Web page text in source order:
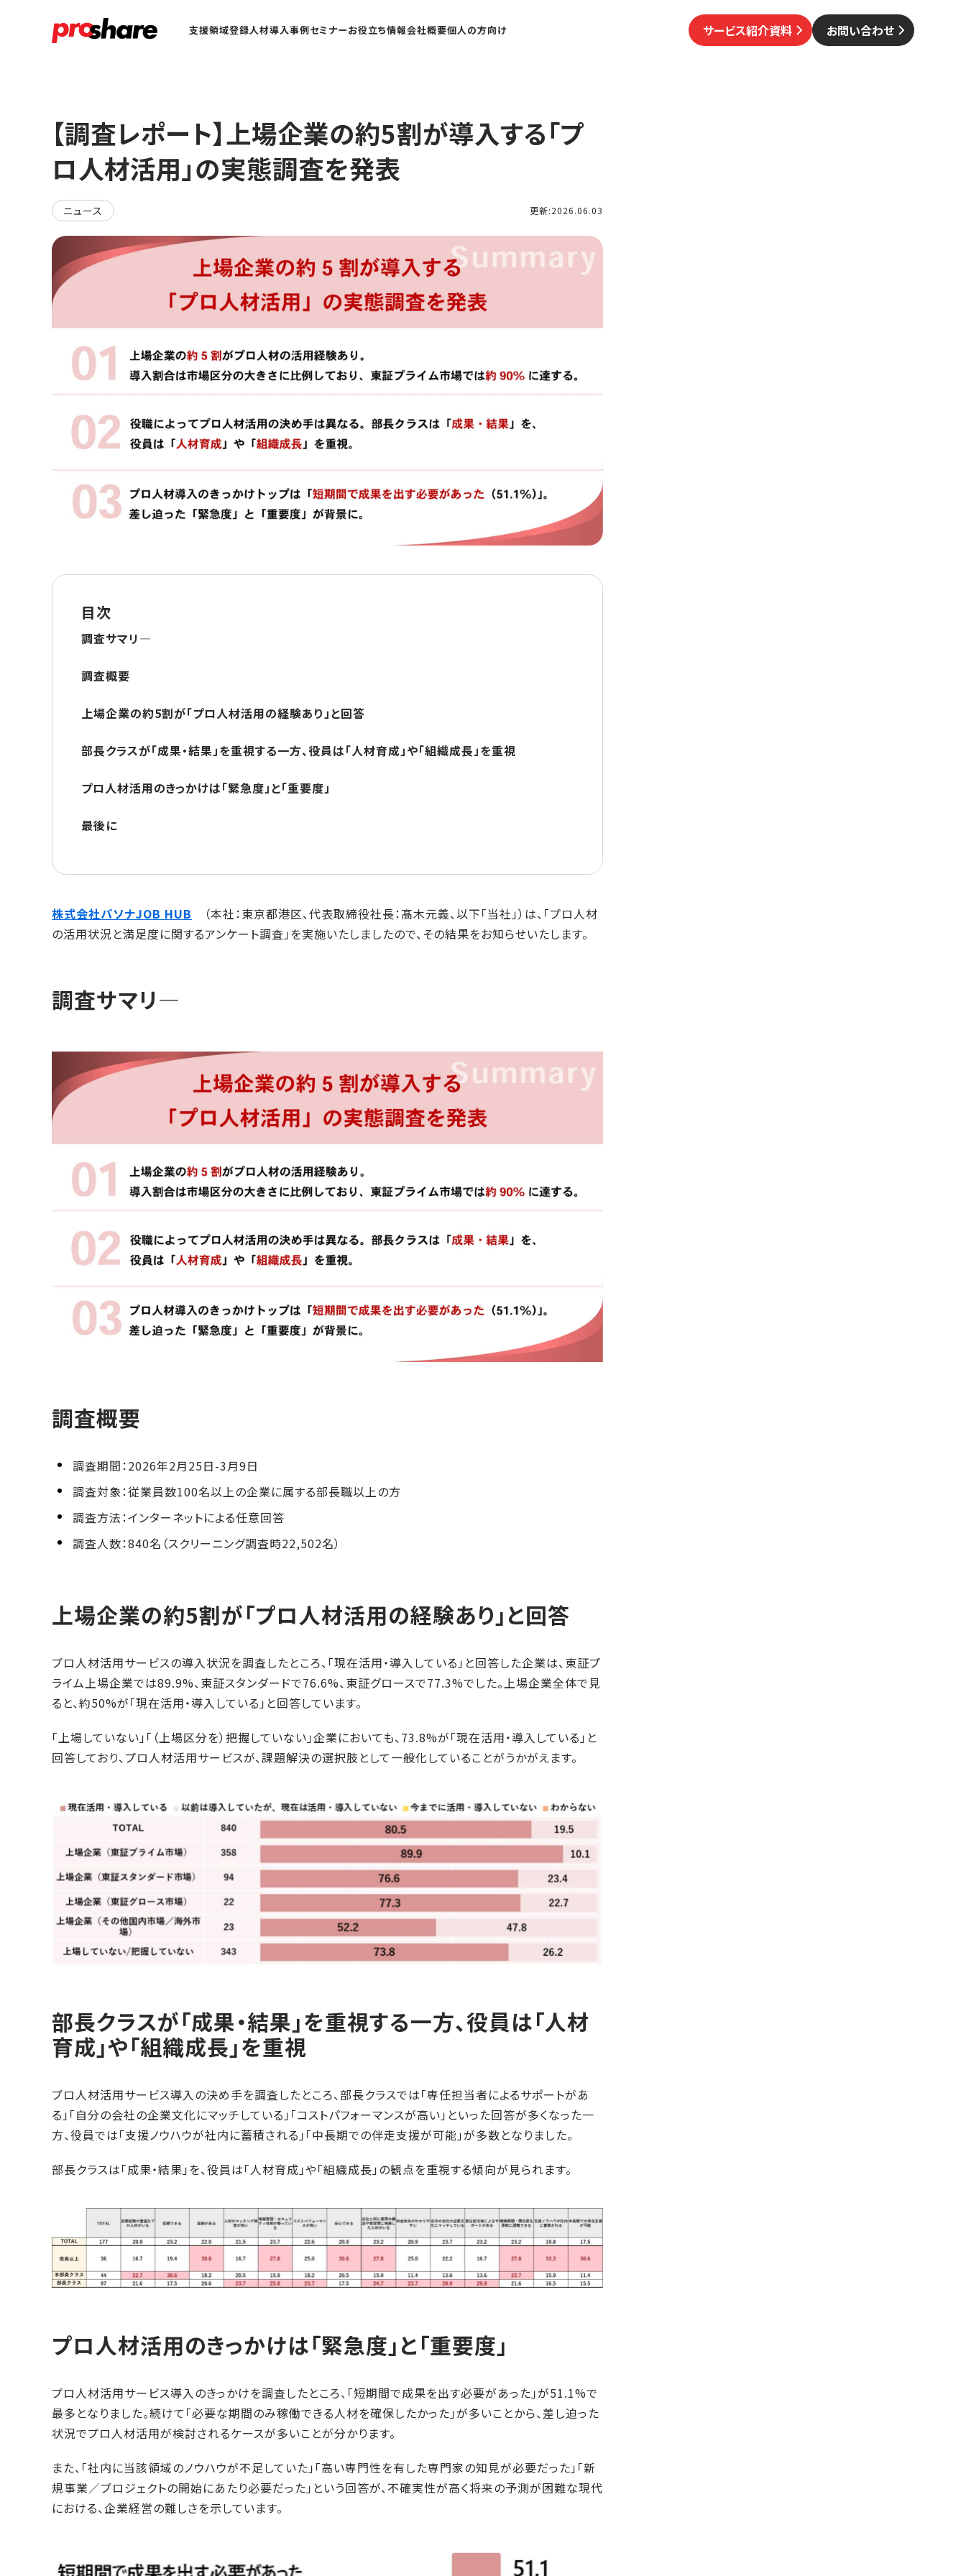
支援領域登録人材導入事例セミナーお役立ち情報会社概要個人の方向け サービス紹介資料 お問い合わせ
【調査レポート】上場企業の約5割が導入する「プ
ロ人材活用」の実態調査を発表
ニュース 更新:2026.06.03
目次
調査サマリ―
調査概要
上場企業の約5割が「プロ人材活用の経験あり」と回答
部長クラスが「成果・結果」を重視する一方、役員は「人材育成」や「組織成長」を重視
プロ人材活用のきっかけは「緊急度」と「重要度」
最後に
株式会社パソナJOB HUB
（本社：東京都港区、代表取締役社長：髙木元義、以下「当社」）は、「プロ人材
の活用状況と満足度に関するアンケート調査」を実施いたしましたので、その結果をお知らせいたします。
調査サマリ―
調査概要
調査期間：2026年2月25日-3月9日
調査対象：従業員数100名以上の企業に属する部長職以上の方
調査方法：インターネットによる任意回答
調査人数：840名（スクリーニング調査時22,502名）
上場企業の約5割が「プロ人材活用の経験あり」と回答
プロ人材活用サービスの導入状況を調査したところ、「現在活用・導入している」と回答した企業は、東証プ
ライム上場企業では89.9%、東証スタンダードで76.6%、東証グロースで77.3%でした。上場企業全体で見
ると、約50%が「現在活用・導入している」と回答しています。
「上場していない」「（上場区分を）把握していない」企業においても、73.8%が「現在活用・導入している」と
回答しており、プロ人材活用サービスが、課題解決の選択肢として一般化していることがうかがえます。
部長クラスが「成果・結果」を重視する一方、役員は「人材
育成」や「組織成長」を重視
プロ人材活用サービス導入の決め手を調査したところ、部長クラスでは「専任担当者によるサポートがあ
る」「自分の会社の企業文化にマッチしている」「コストパフォーマンスが高い」といった回答が多くなった一
方、役員では「支援ノウハウが社内に蓄積される」「中長期での伴走支援が可能」が多数となりました。
部長クラスは「成果・結果」を、役員は「人材育成」や「組織成長」の観点を重視する傾向が見られます。
プロ人材活用のきっかけは「緊急度」と「重要度」
プロ人材活用サービス導入のきっかけを調査したところ、「短期間で成果を出す必要があった」が51.1%で
最多となりました。続けて「必要な期間のみ稼働できる人材を確保したかった」が多いことから、差し迫った
状況でプロ人材活用が検討されるケースが多いことが分かります。
また、「社内に当該領域のノウハウが不足していた」「高い専門性を有した専門家の知見が必要だった」「新
規事業／プロジェクトの開始にあたり必要だった」という回答が、不確実性が高く将来の予測が困難な現代
における、企業経営の難しさを示しています。